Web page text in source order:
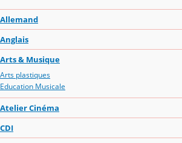
Allemand
Anglais
Arts & Musique
Arts plastiques
Education Musicale
Atelier Cinéma
CDI